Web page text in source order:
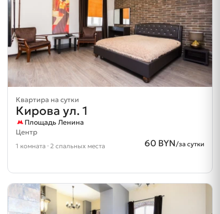
Квартира на сутки
Кирова ул. 1
Площадь Ленина
Центр
60 BYN/за сутки
1 комната · 2 спальных места